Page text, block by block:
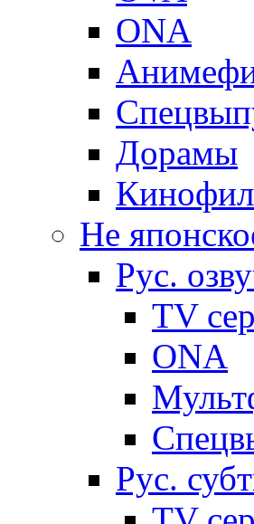
ONA
Дорамы
Не
Рус.
TV
ONA
Рус.